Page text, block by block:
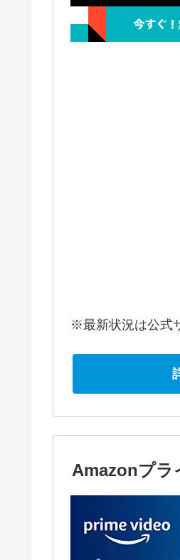
※最新状況は公式
Amazonプラ